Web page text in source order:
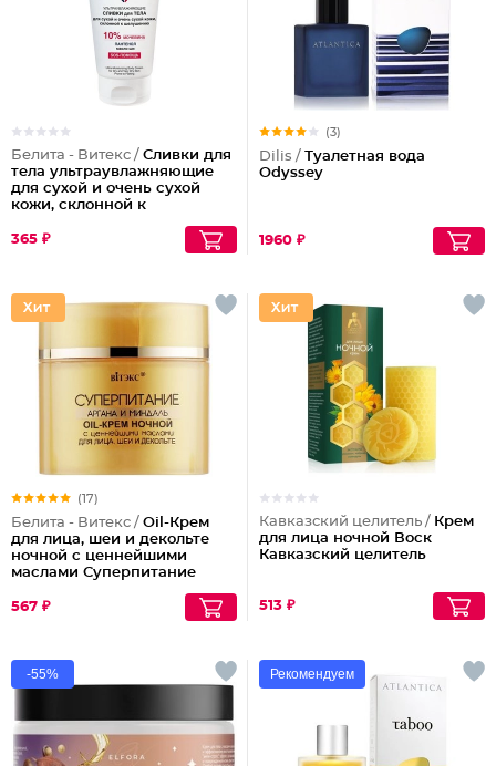
Белита - Витекс / Сливки для
тела ультраувлажняющие
для сухой и очень сухой
кожи, склонной к
Panthenol Urea
365 ₽
(3)
Dilis / Туалетная вода
Odyssey
1960 ₽
(17)
Белита - Витекс / Oil-Крем
для лица, шеи и декольте
ночной с ценнейшими
маслами Суперпитание
567 ₽
Кавказский целитель / Крем
для лица ночной Воск
Кавказский целитель
513 ₽
-55% Рекомендуем